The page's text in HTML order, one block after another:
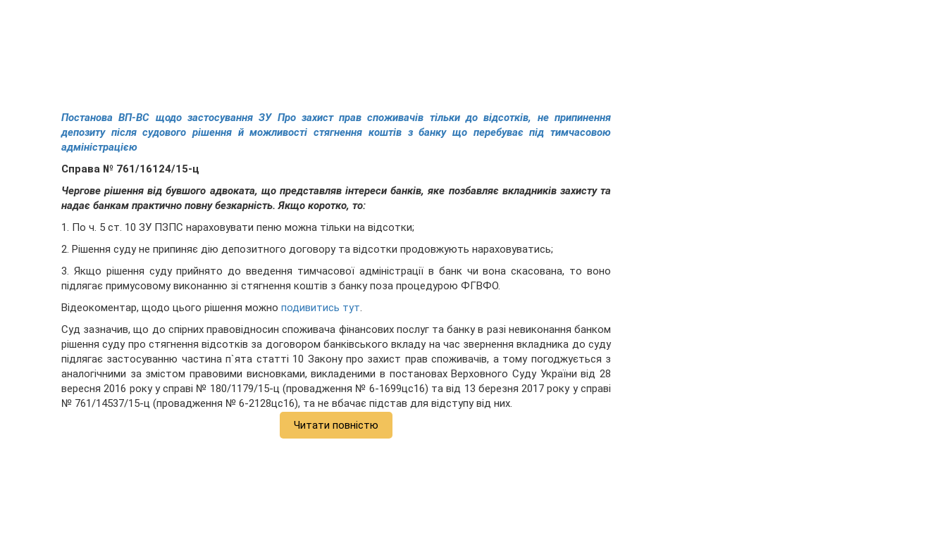
Постанова ВП-ВС щодо застосування ЗУ Про захист прав споживачів тільки до відсотків, не припинення
депозиту після судового рішення й можливості стягнення коштів з банку що перебуває під тимчасовою
адміністрацією
Справа № 761/16124/15-ц
Чергове рішення від бувшого адвоката, що представляв інтереси банків, яке позбавляє вкладників захисту та
надає банкам практично повну безкарність. Якщо коротко, то:
1. По ч. 5 ст. 10 ЗУ ПЗПС нараховувати пеню можна тільки на відсотки;
2. Рішення суду не припиняє дію депозитного договору та відсотки продовжують нараховуватись;
3. Якщо рішення суду прийнято до введення тимчасової адміністрації в банк чи вона скасована, то воно
підлягає примусовому виконанню зі стягнення коштів з банку поза процедурою ФГВФО.
Відеокоментар, щодо цього рішення можно подивитись тут.
Суд зазначив, що до спірних правовідносин споживача фінансових послуг та банку в разі невиконання банком
рішення суду про стягнення відсотків за договором банківського вкладу на час звернення вкладника до суду
підлягає застосуванню частина п`ята статті 10 Закону про захист прав споживачів, а тому погоджується з
аналогічними за змістом правовими висновками, викладеними в постановах Верховного Суду України від 28
вересня 2016 року у справі № 180/1179/15-ц (провадження № 6-1699цс16) та від 13 березня 2017 року у справі
№ 761/14537/15-ц (провадження № 6-2128цс16), та не вбачає підстав для відступу від них.
Читати повністю